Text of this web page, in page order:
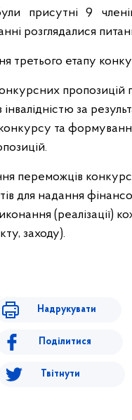
присутні 9
розглядалися
третього етапу
пропозицій
за
та
переможців
для надання
(реалізації)
заходу).
Надрукувати
Поділитися
Твітнути